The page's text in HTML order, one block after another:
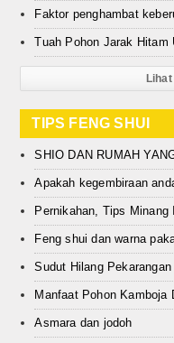
Faktor penghambat
Tuah Pohon Jarak Hitam
TIPS FENG SHUI
SHIO DAN RUMAH
Apakah kegembiraan
Pernikahan, Tips
Feng shui dan warna
Sudut Hilang
Manfaat Pohon Kamboja
Asmara dan jodoh